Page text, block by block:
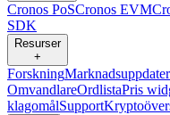
Cronos PoSCronos EVM
SDK
Resurser
+
Forskning
OmvandlareOrdlistaPris
klagomålSupport